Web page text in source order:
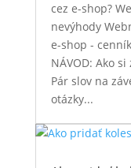
cez e-shop?
nevýhody
e-shop -
NÁVOD: Ako
Pár slov na
otázky...